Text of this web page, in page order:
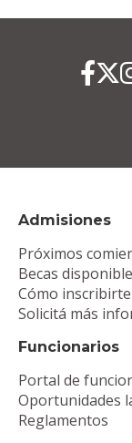
Admisiones
Próximos
Becas
Cómo inscribirte
Solicitá más
Funcionarios
Portal de
Oportunidades
Reglamentos